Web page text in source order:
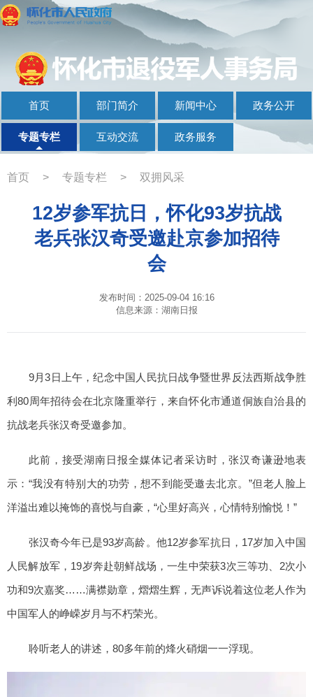
首页 部门简介 新闻中心 政务公开
专题专栏 互动交流 政务服务
首页 > 专题专栏 > 双拥风采
12岁参军抗日，怀化93岁抗战
老兵张汉奇受邀赴京参加招待
会
发布时间：2025-09-04 16:16
信息来源：湖南日报
9月3日上午，纪念中国人民抗日战争暨世界反法西斯战争胜
利80周年招待会在北京隆重举行，来自怀化市通道侗族自治县的
抗战老兵张汉奇受邀参加。
此前，接受湖南日报全媒体记者采访时，张汉奇谦逊地表
示：“我没有特别大的功劳，想不到能受邀去北京。”但老人脸上
洋溢出难以掩饰的喜悦与自豪，“心里好高兴，心情特别愉悦！”
张汉奇今年已是93岁高龄。他12岁参军抗日，17岁加入中国
人民解放军，19岁奔赴朝鲜战场，一生中荣获3次三等功、2次小
功和9次嘉奖……满襟勋章，熠熠生辉，无声诉说着这位老人作为
中国军人的峥嵘岁月与不朽荣光。
聆听老人的讲述，80多年前的烽火硝烟一一浮现。